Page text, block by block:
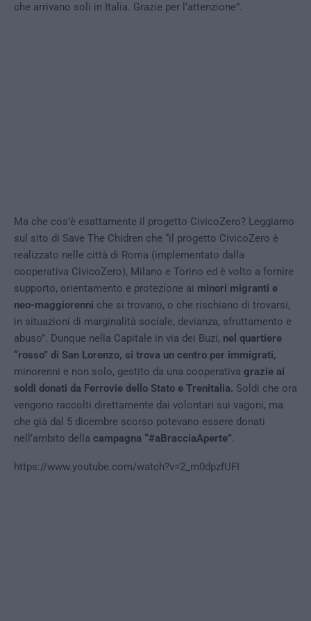
che arrivano soli in Italia. Grazie per l’attenzione”.
Ma che cos’è esattamente il progetto CivicoZero? Leggiamo
sul sito di Save The Chidren che “il progetto CivicoZero è
realizzato nelle città di Roma (implementato dalla
cooperativa CivicoZero), Milano e Torino ed è volto a fornire
supporto, orientamento e protezione ai minori migranti e
neo-maggiorenni che si trovano, o che rischiano di trovarsi,
in situazioni di marginalità sociale, devianza, sfruttamento e
abuso”. Dunque nella Capitale in via dei Buzi, nel quartiere
“rosso” di San Lorenzo, si trova un centro per immigrati,
minorenni e non solo, gestito da una cooperativa grazie ai
soldi donati da Ferrovie dello Stato e Trenitalia. Soldi che ora
vengono raccolti direttamente dai volontari sui vagoni, ma
che già dal 5 dicembre scorso potevano essere donati
nell’ambito della campagna “#aBracciaAperte”.
https://www.youtube.com/watch?v=2_m0dpzfUFI